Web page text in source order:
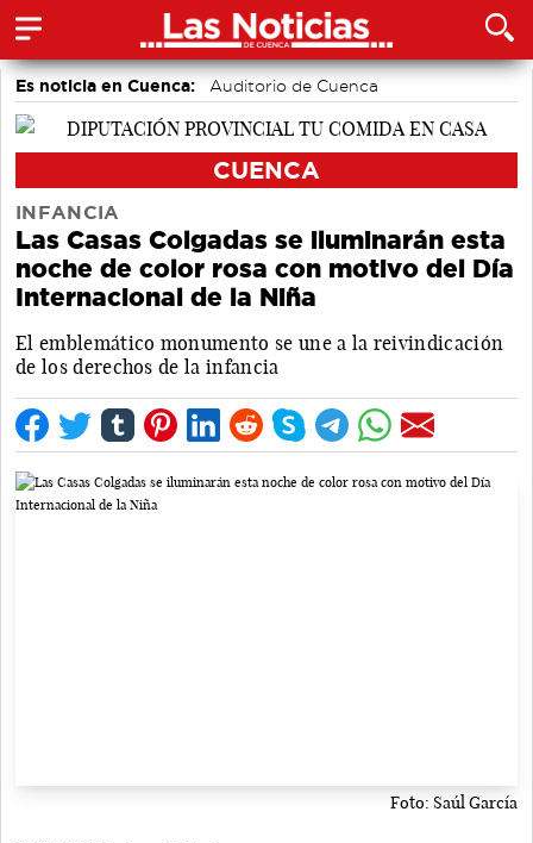
Es noticia en Cuenca: Auditorio de Cuenca
CUENCA
INFANCIA
Las Casas Colgadas se iluminarán esta
noche de color rosa con motivo del Día
Internacional de la Niña
El emblemático monumento se une a la reivindicación
de los derechos de la infancia
Foto: Saúl García